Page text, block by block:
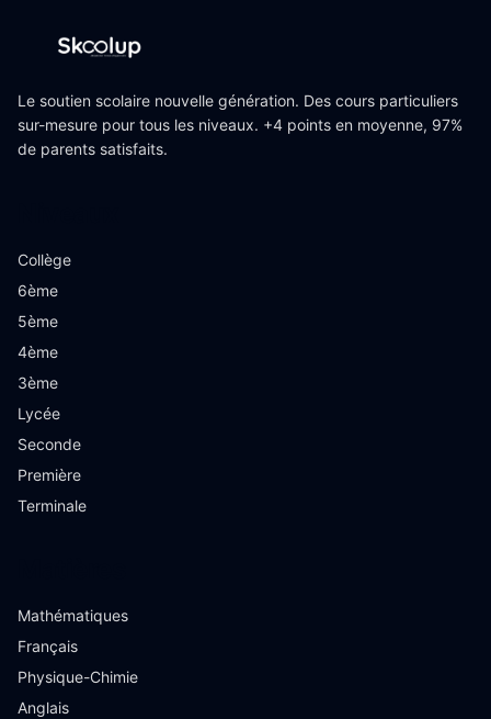
Le soutien scolaire nouvelle génération. Des cours particuliers
sur-mesure pour tous les niveaux. +4 points en moyenne, 97%
de parents satisfaits.
Collège
6ème
5ème
4ème
3ème
Lycée
Seconde
Première
Terminale
Mathématiques
Français
Physique-Chimie
Anglais